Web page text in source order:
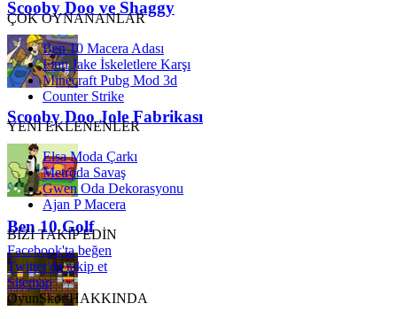
Scooby Doo ve Shaggy
Scooby Doo Jole Fabrikası
Ben 10 Golf
ÇOK OYNANANLAR
Ben 10 Macera Adası
Finn Jake İskeletlere Karşı
Minecraft Pubg Mod 3d
Counter Strike
YENİ EKLENENLER
Elsa Moda Çarkı
Metroda Savaş
Gwen Oda Dekorasyonu
Ajan P Macera
BİZİ TAKİP EDİN
Facebook'ta beğen
Twitter'da takip et
Sitemap
OyunSkor HAKKINDA